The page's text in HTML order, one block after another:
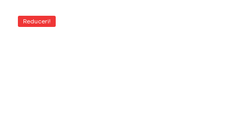
Reduceri!